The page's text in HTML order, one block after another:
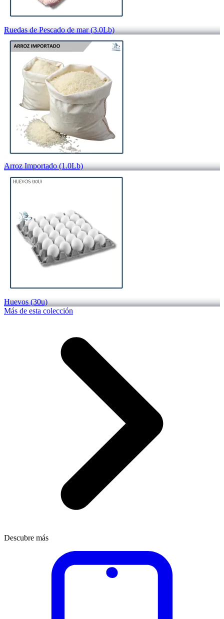
Ruedas de Pescado de mar (3.0Lb)
Arroz Importado (1.0Lb)
Huevos (30u)
Más de esta colección
Descubre más